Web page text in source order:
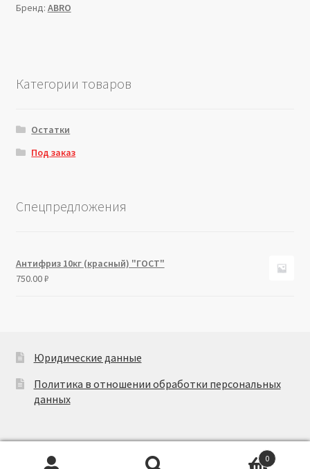
Бренд: ABRO
Категории товаров
Остатки
Под заказ
Спецпредложения
Антифриз 10кг (красный) "ГОСТ"
750.00₽
Юридические данные
Политика в отношении обработки персональных
данных
0